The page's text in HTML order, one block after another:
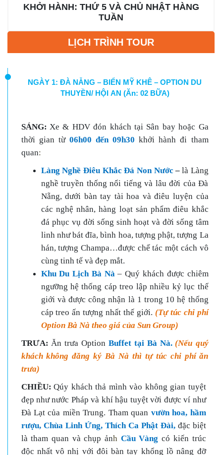
KHỞI HÀNH: THỨ 5 VÀ CHỦ NHẬT HÀNG
TUẦN
LỊCH TRÌNH TOUR
NGÀY 1: ĐÀ NẴNG – BIỂN MỸ KHÊ – OPTION DU
THUYỀN/ HỘI AN (Ăn: 02 BỮA)
SÁNG: Xe & HDV đón khách tại Sân bay hoặc Ga
thời gian từ 06h00 đến 09h30 khởi hành đi tham
quan:
Làng Nghề Điêu Khắc Đá Non Nước– là Làng
nghề truyền thống nổi tiếng và lâu đời của Đà
Nẵng, dưới bàn tay tài hoa và điêu luyện của
các nghệ nhân, hàng loạt sản phẩm điêu khắc
đá phục vụ đời sống sinh hoạt và đời sống tâm
linh như bát đĩa, bình hoa, tượng phật, tượng La
hán, tượng Champa…được chế tác một cách vô
cùng tinh tế và đẹp mắt.
Khu Du Lịch Bà Nà – Quý khách được chiêm
ngưỡng hệ thống cáp treo lập nhiều kỷ lục thế
giới và được công nhận là 1 trong 10 hệ thống
cáp treo ấn tượng nhất thế giới. (Tự túc chi phí
Option Bà Nà theo giá của Sun Group)
TRƯA: Ăn trưa Option Buffet tại Bà Nà. (Nếu quý
khách không đăng ký Bà Nà thì tự túc chi phí ăn
trưa)
CHIỀU: Qúy khách thả mình vào không gian tuyệt
đẹp như nước Pháp và khí hậu tuyệt vời được ví như
Đà Lạt của miền Trung. Tham quan vườn hoa, hầm
rượu, Chùa Linh Ứng, Thích Ca Phật Đài,đặc biệt
là tham quan và chụp ảnh Cầu Vàng có kiến trúc
độc nhất vô nhị với đôi bàn tay khổng lồ nâng đỡ